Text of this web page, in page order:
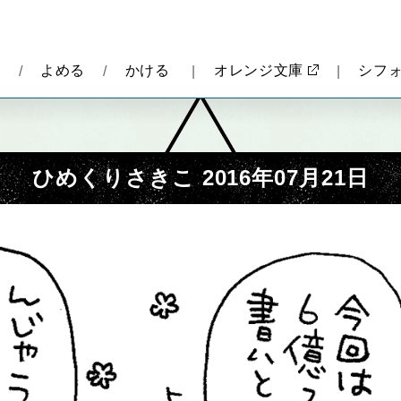
よめる かける オレンジ文庫 シフ
ひめくりさきこ 2016年07月21日